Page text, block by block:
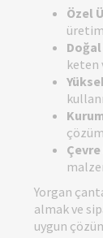
Özel
keten
Yorgan
almak ve
uygun